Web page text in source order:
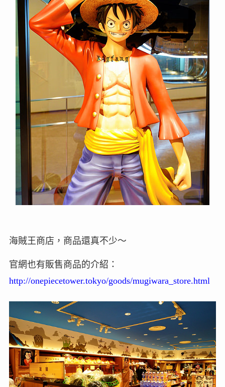
海賊王商店，商品還真不少～
官網也有販售商品的介紹：
http://onepiecetower.tokyo/goods/mugiwara_store.html